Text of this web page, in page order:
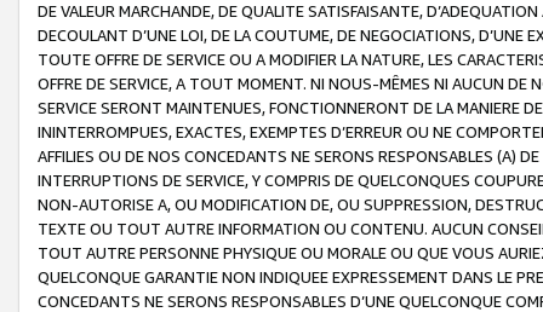
DE VALEUR MARCHANDE, DE QUALITE SATISFAISANTE,
DECOULANT D’UNE LOI, DE LA COUTUME, DE NEGOCIATIONS, D’UNE
TOUTE OFFRE DE SERVICE OU A MODIFIER LA NATURE, LES
OFFRE DE SERVICE, A TOUT MOMENT. NI NOUS-MÊMES NI AUCUN DE
SERVICE SERONT MAINTENUES, FONCTIONNERONT DE LA MANIERE
ININTERROMPUES, EXACTES, EXEMPTES D’ERREUR OU NE
AFFILIES OU DE NOS CONCEDANTS NE SERONS RESPONSABLES (A)
INTERRUPTIONS DE SERVICE, Y COMPRIS DE QUELCONQUES
NON-AUTORISE A, OU MODIFICATION DE, OU SUPPRESSION,
TEXTE OU TOUT AUTRE INFORMATION OU CONTENU. AUCUN
TOUT AUTRE PERSONNE PHYSIQUE OU MORALE OU QUE VOUS
QUELCONQUE GARANTIE NON INDIQUEE EXPRESSEMENT DANS LE
CONCEDANTS NE SERONS RESPONSABLES D’UNE QUELCONQUE